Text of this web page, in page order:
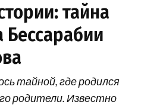
тайна
Бессарабии
тайной, где родился
родители. Известно